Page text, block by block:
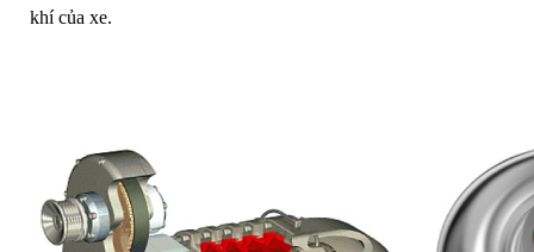
khí của xe.